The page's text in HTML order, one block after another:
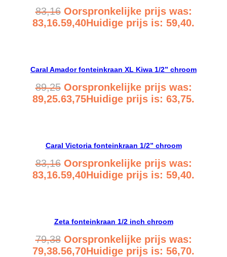
83,16 Oorspronkelijke prijs was:
83,16.59,40Huidige prijs is: 59,40.
Caral Amador fonteinkraan XL Kiwa 1/2” chroom
89,25 Oorspronkelijke prijs was:
89,25.63,75Huidige prijs is: 63,75.
Caral Victoria fonteinkraan 1/2” chroom
83,16 Oorspronkelijke prijs was:
83,16.59,40Huidige prijs is: 59,40.
Zeta fonteinkraan 1/2 inch chroom
79,38 Oorspronkelijke prijs was:
79,38.56,70Huidige prijs is: 56,70.